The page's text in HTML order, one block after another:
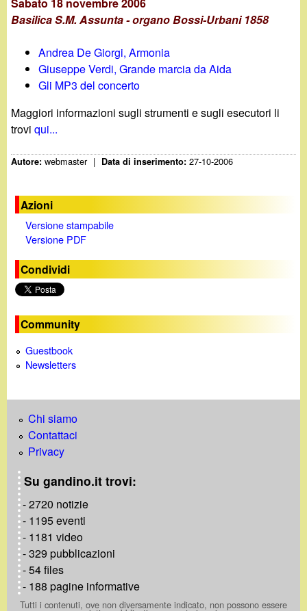
Basilica S.M. Assunta - organo Bossi-Urbani 1858
Andrea De Giorgi, Armonia
Giuseppe Verdi, Grande marcia da Aida
Gli MP3 del concerto
Maggiori informazioni sugli strumenti e sugli esecutori li
troviqui...
Autore:webmaster | Data di inserimento:27-10-2006
Azioni
Versione stampabile
Versione PDF
Condividi
Community
Guestbook
Newsletters
Chi siamo
Contattaci
Privacy
Su gandino.it trovi:
- 2720 notizie
- 1195 eventi
- 1181 video
- 329 pubblicazioni
- 54 files
- 188 pagine informative
Tutti i contenuti, ove non diversamente indicato, non possono essere